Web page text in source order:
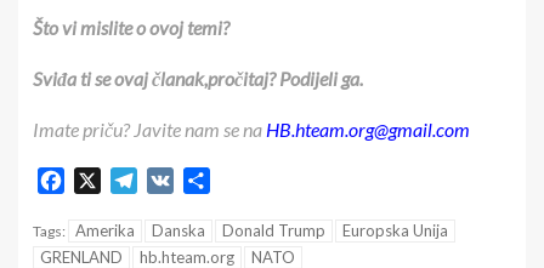
Što vi mislite o ovoj temi?
Sviđa ti se ovaj članak,pročitaj? Podijeli ga.
Imate priču? Javite nam se na HB.hteam.org@gmail.com
Facebook Telegram
VK
Tags: Amerika Danska Donald Trump
Europska Unija
GRENLAND
hb.hteam.org NATO